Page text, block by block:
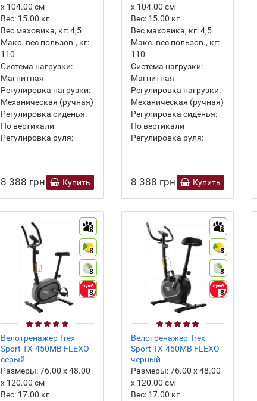
х 104.00 см
Вес: 15.00 кг
Вес маховика, кг:4,5
Макс. вес пользов., кг:
110
Система нагрузки:
Магнитная
Регулировка нагрузки:
Механическая (ручная)
Регулировка сиденья:
По вертикали
Регулировка руля:-
8 388 грн Купить
х 104.00 см
Вес: 15.00 кг
Вес маховика, кг:4,5
Макс. вес пользов., кг:
110
Система нагрузки:
Магнитная
Регулировка нагрузки:
Механическая (ручная)
Регулировка сиденья:
По вертикали
Регулировка руля:-
8 388 грн Купить
8
8
8
8
Велотренажер Trex
Sport TX-450MB FLEXO
серый
Размеры:76.00 х 48.00
х 120.00 см
Вес: 17.00 кг
8
8
8
8
Велотренажер Trex
Sport TX-450MB FLEXO
черный
Размеры:76.00 х 48.00
х 120.00 см
Вес: 17.00 кг